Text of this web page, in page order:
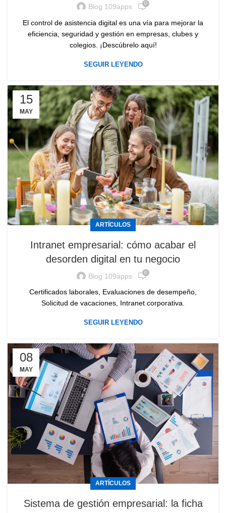
Blog 109apps 0
El control de asistencia digital es una vía para mejorar la
eficiencia, seguridad y gestión en empresas, clubes y
colegios. ¡Descúbrelo aquí!
SEGUIR LEYENDO
15
MAY
ARTÍCULOS
Intranet empresarial: cómo acabar el
desorden digital en tu negocio
Blog 109apps 0
Certificados laborales, Evaluaciones de desempeño,
Solicitud de vacaciones, Intranet corporativa.
SEGUIR LEYENDO
08
MAY
ARTÍCULOS
Sistema de gestión empresarial: la ficha